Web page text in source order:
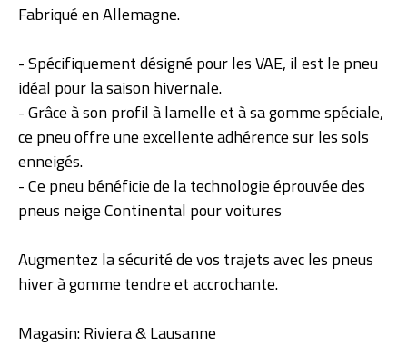
Fabriqué en Allemagne.
- Spécifiquement désigné pour les VAE, il est le pneu
idéal pour la saison hivernale.
- Grâce à son profil à lamelle et à sa gomme spéciale,
ce pneu offre une excellente adhérence sur les sols
enneigés.
- Ce pneu bénéficie de la technologie éprouvée des
pneus neige Continental pour voitures
Augmentez la sécurité de vos trajets avec les pneus
hiver à gomme tendre et accrochante.
Magasin: Riviera & Lausanne